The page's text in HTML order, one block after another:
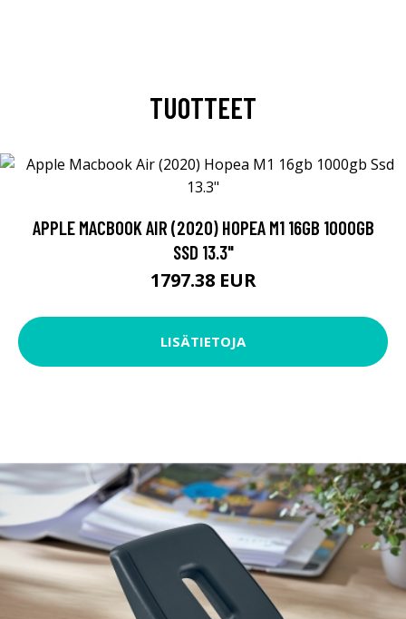
TUOTTEET
APPLE MACBOOK AIR (2020) HOPEA M1 16GB 1000GB
SSD 13.3"
1797.38 EUR
LISÄTIETOJA